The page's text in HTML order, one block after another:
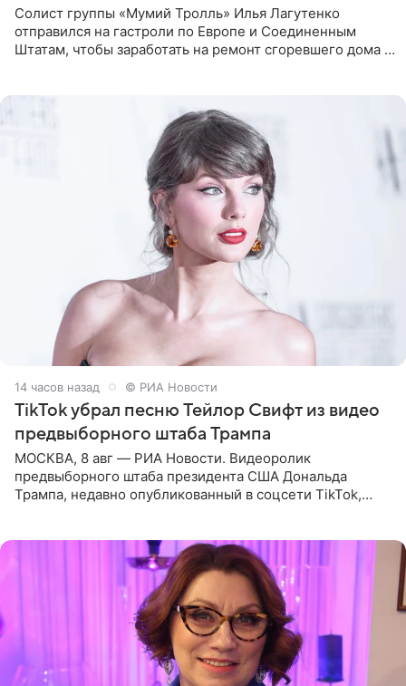
Солист группы «Мумий Тролль» Илья Лагутенко
отправился на гастроли по Европе и Соединенным
Штатам, чтобы заработать на ремонт сгоревшего дома в
14 часов назад © РИА Новости
TikTok убрал песню Тейлор Свифт из видео
предвыборного штаба Трампа
МОСКВА, 8 авг — РИА Новости. Видеоролик
предвыборного штаба президента США Дональда
Трампа, недавно опубликованный в соцсети TikTok,